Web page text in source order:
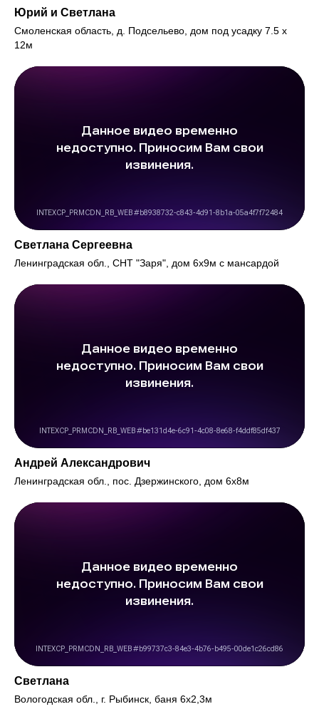
Юрий и Светлана
Смоленская область, д. Подсельево, дом под усадку 7.5 х
12м
Светлана Сергеевна
Ленинградская обл., СНТ "Заря", дом 6х9м с мансардой
Андрей Александрович
Ленинградская обл., пос. Дзержинского, дом 6х8м
Светлана
Вологодская обл., г. Рыбинск, баня 6х2,3м